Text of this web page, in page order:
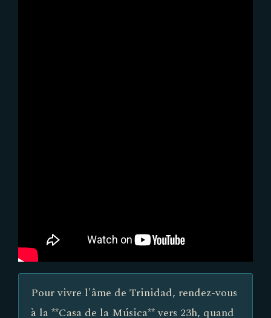
Pour vivre l'âme de Trinidad, rendez-vous
à la **Casa de la Música** vers 23h, quand